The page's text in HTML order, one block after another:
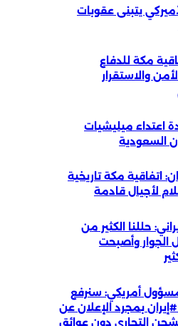
يتبنى عقوبات
مكة للدفاع
والاستقرار
اعتداء ميليشيات
السعودية
اتفاقية مكة تاريخية
لأجيال قادمة
حللنا الكثير من
الجوار وأصبحت
أمريكي: سنرفع
بمجرد الإعلان عن
التجاري دون عوائق